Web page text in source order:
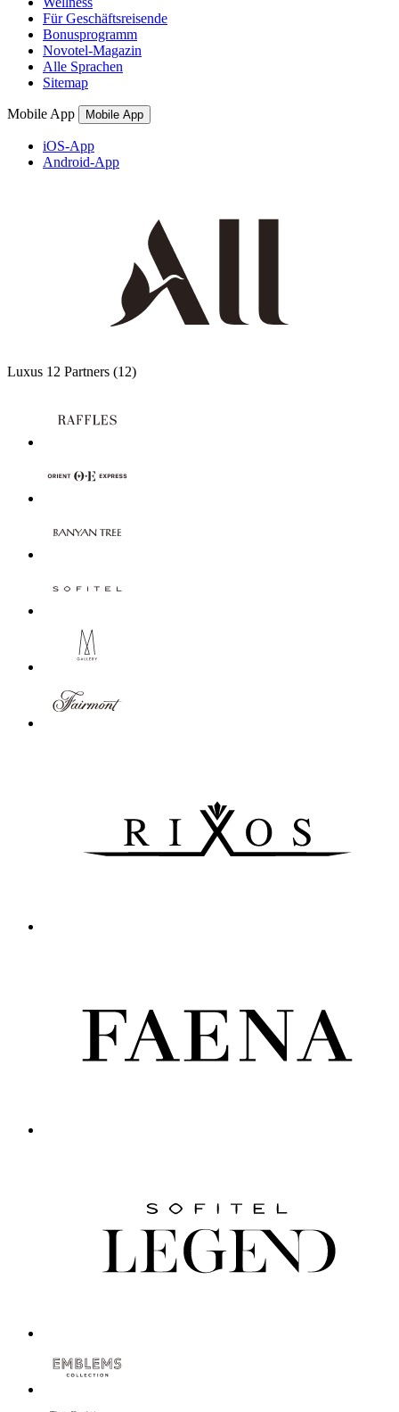
Für Geschäftsreisende
Bonusprogramm
Novotel-Magazin
Alle Sprachen
Sitemap
Mobile App Mobile App
iOS-App
Android-App
Luxus 12 Partners (12)